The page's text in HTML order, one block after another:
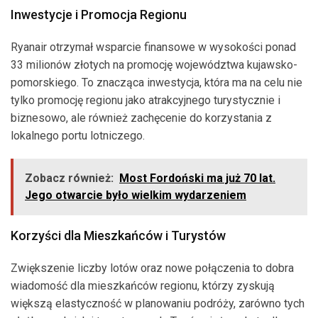
Inwestycje i Promocja Regionu
Ryanair otrzymał wsparcie finansowe w wysokości ponad
33 milionów złotych na promocję województwa kujawsko-
pomorskiego. To znacząca inwestycja, która ma na celu nie
tylko promocję regionu jako atrakcyjnego turystycznie i
biznesowo, ale również zachęcenie do korzystania z
lokalnego portu lotniczego.
Zobacz również: Most Fordoński ma już 70 lat.
Jego otwarcie było wielkim wydarzeniem
Korzyści dla Mieszkańców i Turystów
Zwiększenie liczby lotów oraz nowe połączenia to dobra
wiadomość dla mieszkańców regionu, którzy zyskują
większą elastyczność w planowaniu podróży, zarówno tych